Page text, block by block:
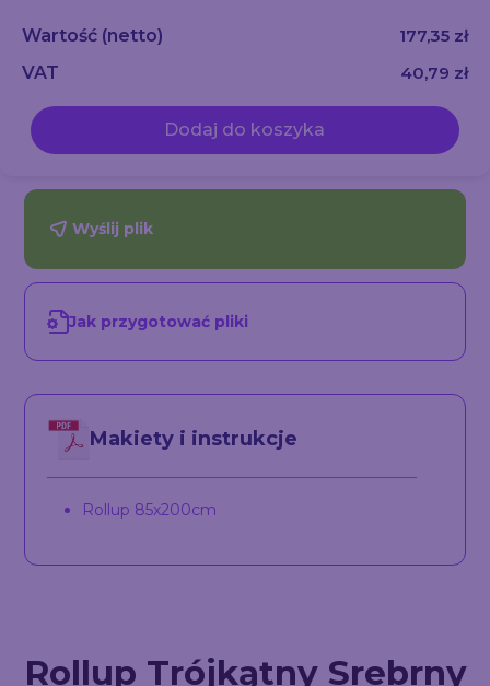
Wartość (netto)
177,35 zł
VAT
40,79 zł
Dodaj do koszyka
Wyślij plik
Jak przygotować pliki
Makiety i instrukcje
Rollup 85x200cm
Rollup Trójkątny Srebrny